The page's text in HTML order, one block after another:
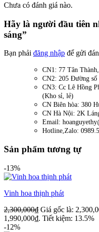
Chưa có đánh giá nào.
Hãy là người đầu tiên
sáng”
Bạn phải đăng nhập để gửi
CN1: 77 Tân
CN2: 205 Đường
CN3: Cc Lê Hồng
(Kho sỉ, lẻ)
CN Biên hòa: 380
CN Hà Nội: 2K
Email:
Hotline,Zalo:
Sản phẩm tương tự
-13%
Vinh hoa thịnh phát
2,300,000₫ Giá gốc là:
1,990,000₫. Tiết kiệm: 13.5%
-12%